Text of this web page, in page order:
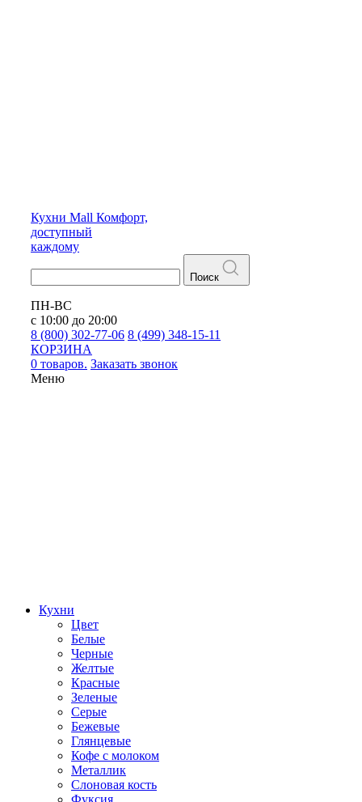
Кухни Mall Комфорт,
доступный
каждому
Поиск
ПН-ВС
с 10:00 до 20:00
8 (800) 302-77-06 8 (499) 348-15-11
КОРЗИНА
0 товаров. Заказать звонок
Меню
Кухни
Цвет
Белые
Черные
Желтые
Красные
Зеленые
Серые
Бежевые
Глянцевые
Кофе с молоком
Металлик
Слоновая кость
Фуксия